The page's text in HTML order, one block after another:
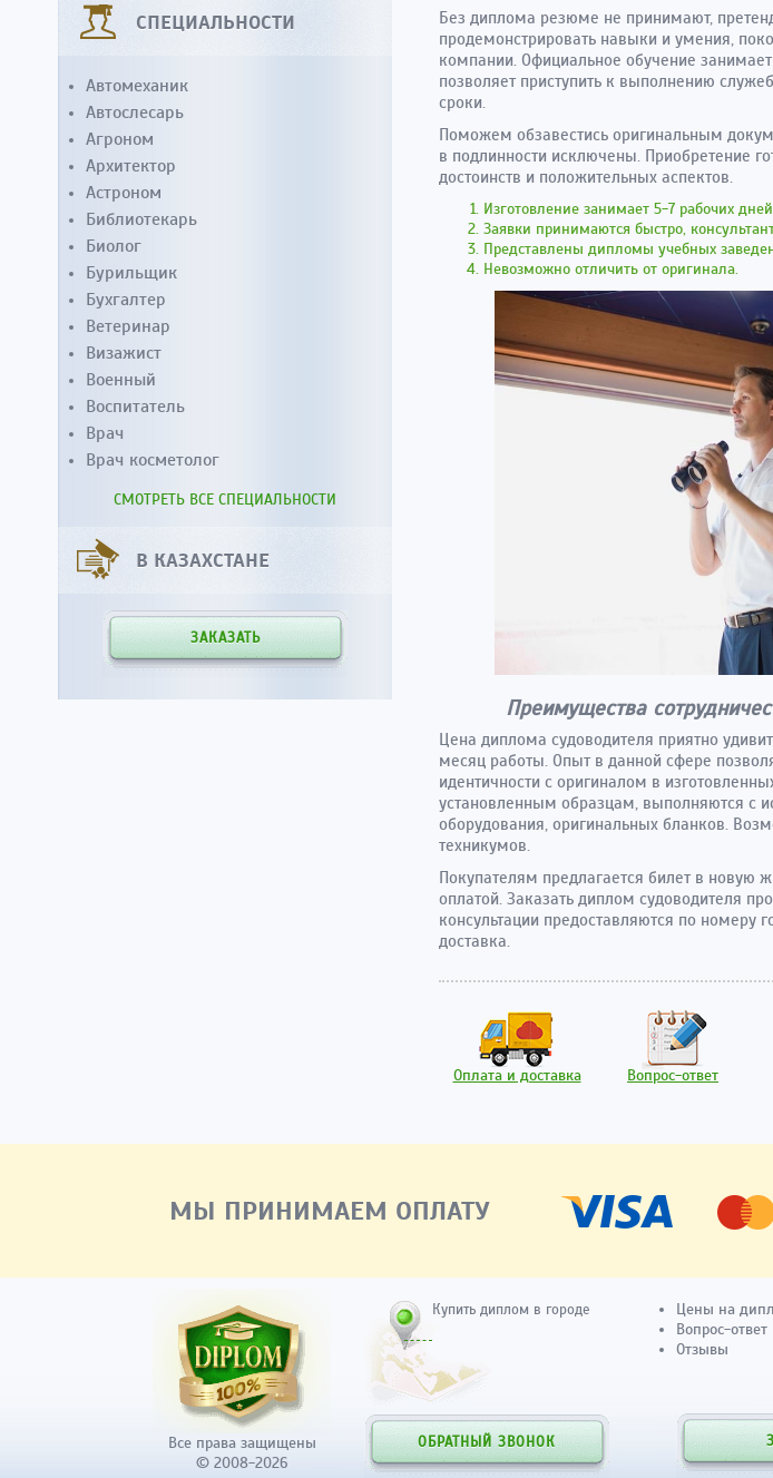
Без диплома резюме не принимают,
продемонстрировать навыки и умения,
компании. Официальное обучение
позволяет приступить к выполнению
сроки.
Поможем обзавестись оригинальным
в подлинности исключены. Приобретение
достоинств и положительных аспектов.
Изготовление занимает 5-7 рабочих
Заявки принимаются быстро,
Представлены дипломы учебных
Невозможно отличить от оригинала.
Преимущества
Цена диплома судоводителя приятно
месяц работы. Опыт в данной сфере
идентичности с оригиналом в
установленным образцам, выполняются с
оборудования, оригинальных бланков.
техникумов.
Покупателям предлагается билет в новую
оплатой. Заказать диплом судоводителя
консультации предоставляются по номеру
доставка.
Оплата и доставка Вопрос-ответ
СПЕЦИАЛЬНОСТИ
Автомеханик
Автослесарь
Агроном
Архитектор
Астроном
Библиотекарь
Биолог
Бурильщик
Бухгалтер
Ветеринар
Визажист
Военный
Воспитатель
Врач
Врач косметолог
СМОТРЕТЬ ВСЕ СПЕЦИАЛЬНОСТИ
В КАЗАХСТАНЕ
ЗАКАЗАТЬ
МЫ ПРИНИМАЕМ ОПЛАТУ
Все права защищены
© 2008-2026
Купить диплом в городе
ОБРАТНЫЙ ЗВОНОК
Цены на
Вопрос-ответ
Отзывы